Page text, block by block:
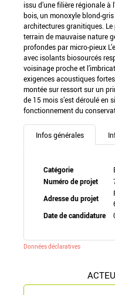
issu d’une filière régionale à
bois, un monoxyle blond-
architectures granitiques.
terrain de mauvaise nature
profondes par micro-pieux
avec isolants biosourcés
voisinage proche et
exigences acoustiques
montée sur ressort sur un
de 15 mois s’est déroulé en
fonctionnement du
Infos générales
Catégorie
Numéro de projet
Adresse du projet
Date de candidature
Données déclaratives